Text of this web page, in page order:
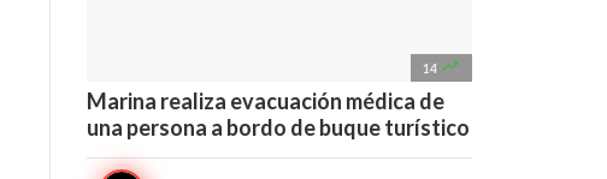
14 
Marina realiza evacuación médica de
una persona a bordo de buque turístico